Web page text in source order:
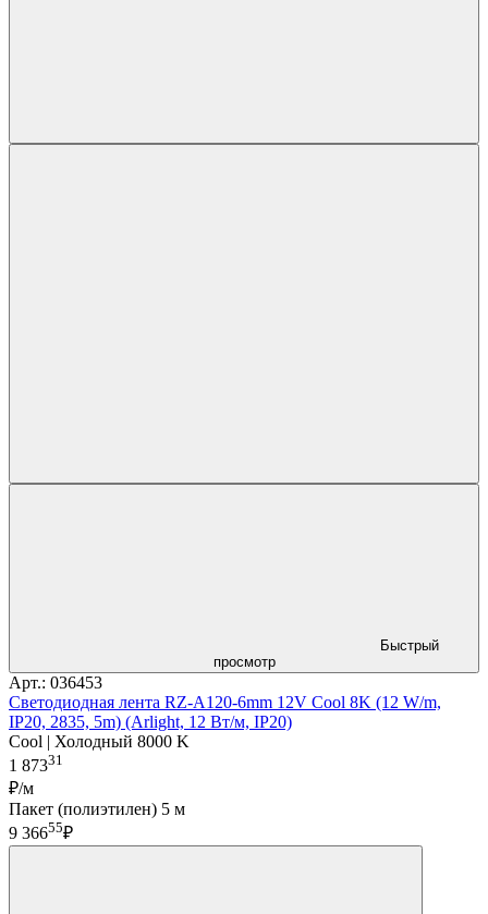
Быстрый
просмотр
Арт.: 036453
Светодиодная лента RZ-A120-6mm 12V Cool 8K (12 W/m,
IP20, 2835, 5m) (Arlight, 12 Вт/м, IP20)
Cool | Холодный 8000 K
1 87331
₽/м
Пакет (полиэтилен) 5 м
9 36655₽